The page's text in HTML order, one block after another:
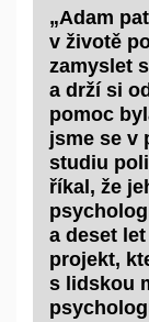
„Adam
v životě
zamyslet
a drží si
pomoc
jsme se v
studiu
říkal, že
a deset
projekt,
s lidskou